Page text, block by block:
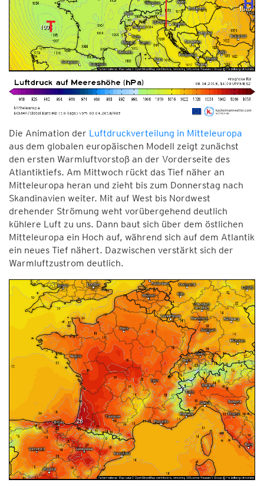
Die Animation der Luftdruckverteilung in Mitteleuropa
aus dem globalen europäischen Modell zeigt zunächst
den ersten Warmluftvorstoß an der Vorderseite des
Atlantiktiefs. Am Mittwoch rückt das Tief näher an
Mitteleuropa heran und zieht bis zum Donnerstag nach
Skandinavien weiter. Mit auf West bis Nordwest
drehender Strömung weht vorübergehend deutlich
kühlere Luft zu uns. Dann baut sich über dem östlichen
Mitteleuropa ein Hoch auf, während sich auf dem Atlantik
ein neues Tief nähert. Dazwischen verstärkt sich der
Warmluftzustrom deutlich.